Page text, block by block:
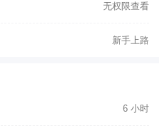
无权限查看
新手上路
6 小时